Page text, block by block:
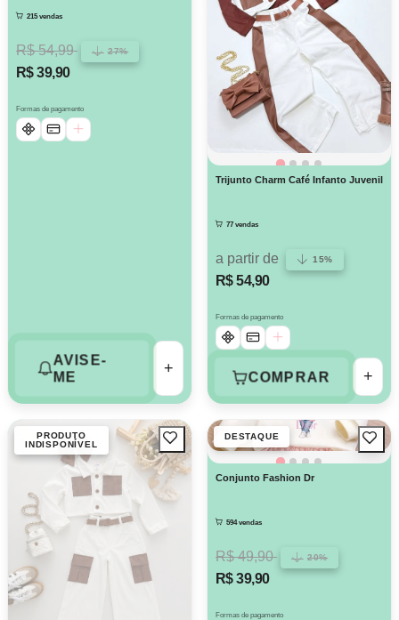
215 vendas
R$ 54,99 27%
R$ 39,90
Formas de pagamento
AVISE-
ME
+
Trijunto Charm Café Infanto Juvenil
77 vendas
a partir de 15%
R$ 54,90
Formas de pagamento
COMPRAR +
PRODUTO
INDISPONÍVEL
DESTAQUE
Conjunto Fashion Dr
594 vendas
R$ 49,90 20%
R$ 39,90
Formas de pagamento